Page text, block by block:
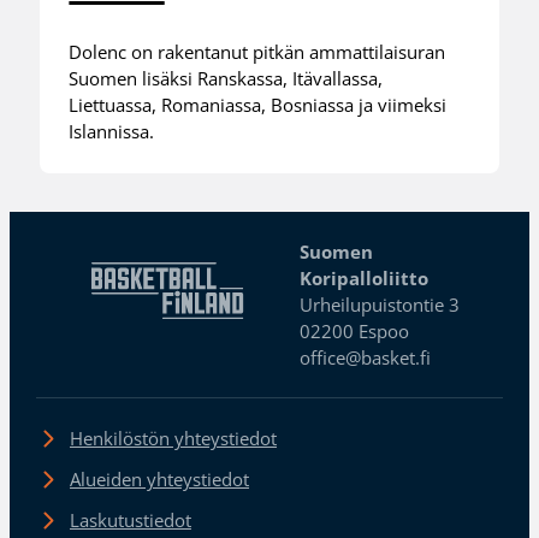
Dolenc on rakentanut pitkän ammattilaisuran
Suomen lisäksi Ranskassa, Itävallassa,
Liettuassa, Romaniassa, Bosniassa ja viimeksi
Islannissa.
Suomen
Koripalloliitto
Urheilupuistontie 3
02200 Espoo
office@basket.fi
Henkilöstön yhteystiedot
Alueiden yhteystiedot
Laskutustiedot